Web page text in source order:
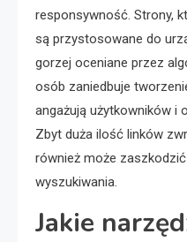
responsywność. Strony,
są przystosowane do
gorzej oceniane przez
osób zaniedbuje
angażują użytkowników i
Zbyt duża ilość linków
również może
wyszukiwania.
Jakie